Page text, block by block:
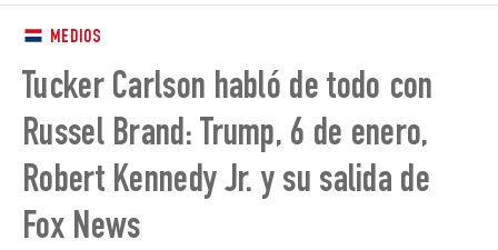
MEDIOS
Tucker Carlson habló de todo con
Russel Brand: Trump, 6 de enero,
Robert Kennedy Jr. y su salida de
Fox News